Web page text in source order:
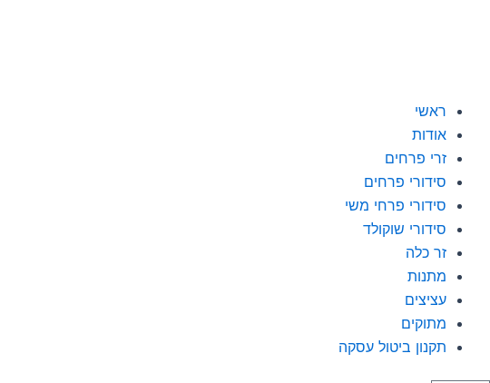
ראשי
אודות
זרי פרחים
סידורי פרחים
סידורי פרחי משי
סידורי שוקולד
זר כלה
מתנות
עציצים
מתוקים
תקנון ביטול עסקה